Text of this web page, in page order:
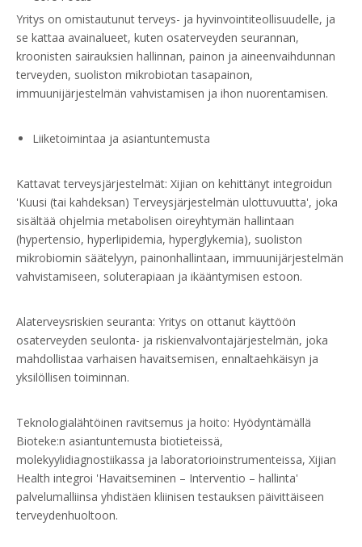
Yritys on omistautunut terveys- ja hyvinvointiteollisuudelle, ja
se kattaa avainalueet, kuten osaterveyden seurannan,
kroonisten sairauksien hallinnan, painon ja aineenvaihdunnan
terveyden, suoliston mikrobiotan tasapainon,
immuunijärjestelmän vahvistamisen ja ihon nuorentamisen.
Liiketoimintaa ja asiantuntemusta
Kattavat terveysjärjestelmät: Xijian on kehittänyt integroidun
'Kuusi (tai kahdeksan) Terveysjärjestelmän ulottuvuutta', joka
sisältää ohjelmia metabolisen oireyhtymän hallintaan
(hypertensio, hyperlipidemia, hyperglykemia), suoliston
mikrobiomin säätelyyn, painonhallintaan, immuunijärjestelmän
vahvistamiseen, soluterapiaan ja ikääntymisen estoon.
Alaterveysriskien seuranta: Yritys on ottanut käyttöön
osaterveyden seulonta- ja riskienvalvontajärjestelmän, joka
mahdollistaa varhaisen havaitsemisen, ennaltaehkäisyn ja
yksilöllisen toiminnan.
Teknologialähtöinen ravitsemus ja hoito: Hyödyntämällä
Bioteke:n asiantuntemusta biotieteissä,
molekyylidiagnostiikassa ja laboratorioinstrumenteissa, Xijian
Health integroi 'Havaitseminen – Interventio – hallinta'
palvelumalliinsa yhdistäen kliinisen testauksen päivittäiseen
terveydenhuoltoon.